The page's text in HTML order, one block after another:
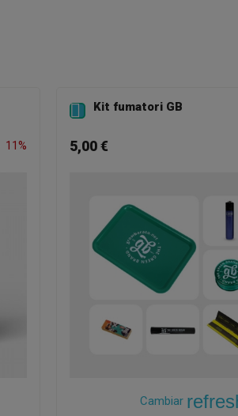
11%
 Kit fumatori GB
5,00 €
Cambiar